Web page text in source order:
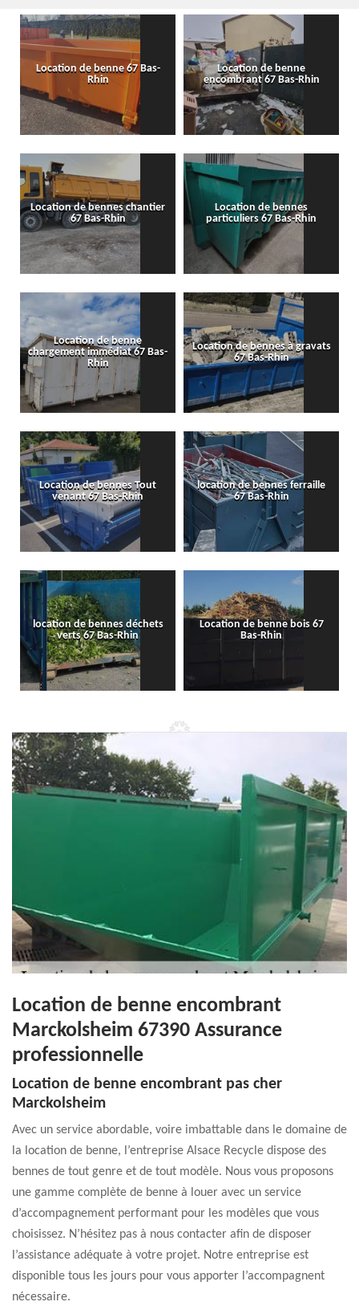
Location de benne 67 Bas-
Rhin
Location de benne
encombrant 67 Bas-Rhin
Location de bennes chantier
67 Bas-Rhin
Location de bennes
particuliers 67 Bas-Rhin
Location de benne
chargement immédiat 67 Bas-
Rhin
Location de bennes à gravats
67 Bas-Rhin
Location de bennes Tout
venant 67 Bas-Rhin
location de bennes ferraille
67 Bas-Rhin
location de bennes déchets
verts 67 Bas-Rhin
Location de benne bois 67
Bas-Rhin
Location de benne encombrant
Marckolsheim 67390 Assurance
professionnelle
Location de benne encombrant pas cher
Marckolsheim
Avec un service abordable, voire imbattable dans le domaine de
la location de benne, l’entreprise Alsace Recycle dispose des
bennes de tout genre et de tout modèle. Nous vous proposons
une gamme complète de benne à louer avec un service
d’accompagnement performant pour les modèles que vous
choisissez. N’hésitez pas à nous contacter afin de disposer
l’assistance adéquate à votre projet. Notre entreprise est
disponible tous les jours pour vous apporter l’accompagnent
nécessaire.